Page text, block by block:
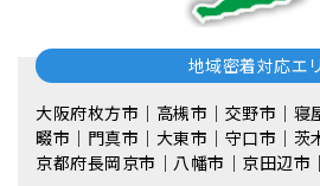
地域密着対応エ
大阪府枚方市｜高槻市｜交野市｜寝
畷市｜門真市｜大東市｜守口市｜茨
京都府長岡京市｜八幡市｜京田辺市